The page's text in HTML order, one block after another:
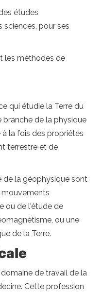
études
sciences, pour ses
les méthodes de
qui étudie la Terre du
de la physique
la fois des propriétés
terrestre et de
de la géophysique sont
mouvements
ou de l'étude de
ou une
de la Terre.
de travail de la
Cette profession